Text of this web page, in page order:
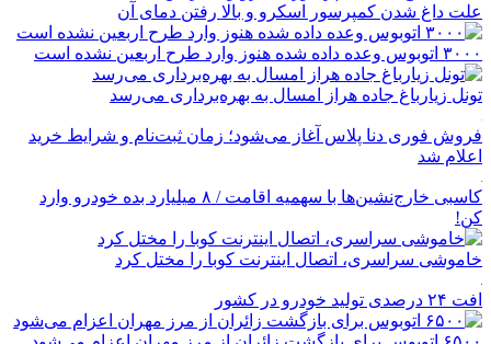
علت داغ شدن کمپرسور اسکرو و بالا رفتن دمای آن
۳۰۰۰ اتوبوس وعده داده شده هنوز وارد طرح اربعین نشده است
تونل زیارباغ جاده هراز امسال به بهره‌برداری می‌رسد
فروش فوری دنا پلاس آغاز می‌شود؛ زمان ثبت‌نام و شرایط خرید
اعلام شد
کاسبی خارج‌نشین‌ها با سهمیه اقامت / ۸ میلیارد بده خودرو وارد
کن!
خاموشی سراسری، اتصال اینترنت کوبا را مختل کرد
افت ۲۴ درصدی تولید خودرو در کشور